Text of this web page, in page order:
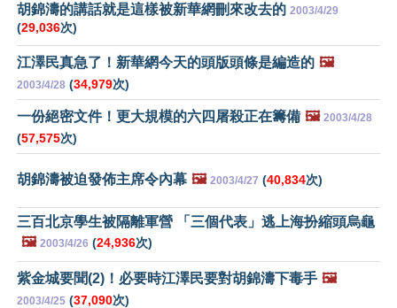
胡錦濤的講話就是這樣被新華網刪來改去的 2003/4/29
(29,036次)
江澤民真急了！新華網今天的頭版頭條是編造的 🖼️
2003/4/28 (34,979次)
一份絕密文件！更大規模的六四屠殺正在籌備 🖼️ 2003/4/28
(57,575次)
胡錦濤被迫發佈主席令內幕 🖼️ 2003/4/27 (40,834次)
三百北京學生被隔離軍營 「三個代表」逃上海扮縮頭烏龜
🖼️ 2003/4/26 (24,936次)
紫金城要聞(2)！必要時江澤民要對胡錦濤下毒手 🖼️
2003/4/25 (37,090次)